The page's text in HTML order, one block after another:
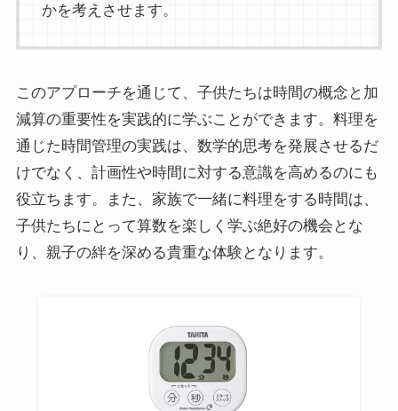
かを考えさせます。
このアプローチを通じて、子供たちは時間の概念と加
減算の重要性を実践的に学ぶことができます。料理を
通じた時間管理の実践は、数学的思考を発展させるだ
けでなく、計画性や時間に対する意識を高めるのにも
役立ちます。また、家族で一緒に料理をする時間は、
子供たちにとって算数を楽しく学ぶ絶好の機会とな
り、親子の絆を深める貴重な体験となります。